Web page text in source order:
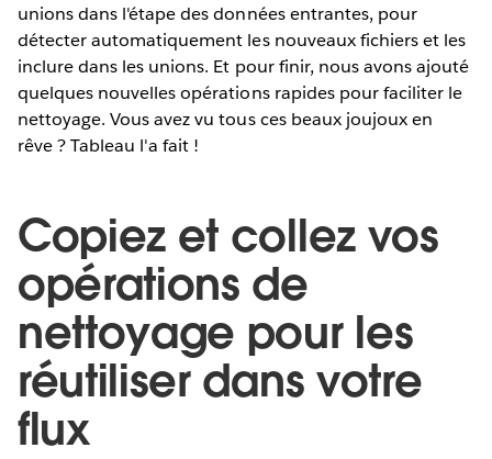
unions dans l'étape des données entrantes, pour
détecter automatiquement les nouveaux fichiers et les
inclure dans les unions. Et pour finir, nous avons ajouté
quelques nouvelles opérations rapides pour faciliter le
nettoyage. Vous avez vu tous ces beaux joujoux en
rêve ? Tableau l'a fait !
Copiez et collez vos
opérations de
nettoyage pour les
réutiliser dans votre
flux